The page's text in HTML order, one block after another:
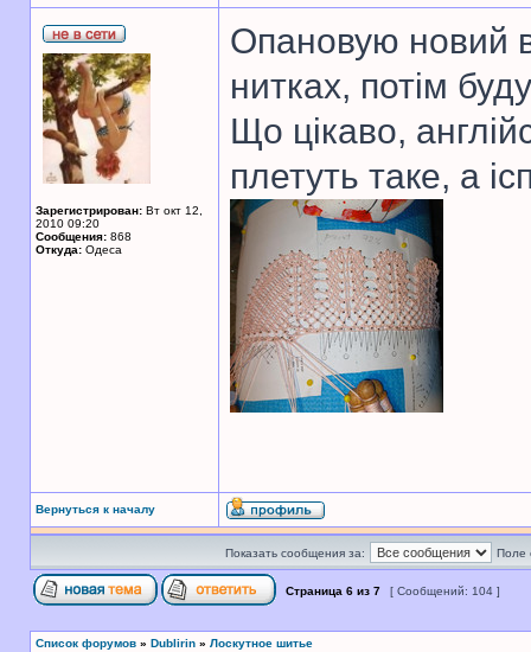
Зарегистрирован: Вт окт 12,
2010 09:20
Сообщения: 868
Откуда: Одеса
Опановую новий
нитках, потім
Що цікаво,
плетуть таке, а
Вернуться к началу
Показать сообщения за: Поле
Страница 6 из 7 [ Сообщений: 104 ]
Список форумов » Dublirin » Лоскутное шитье